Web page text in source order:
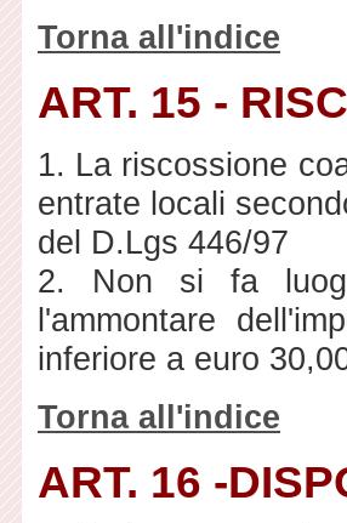
Torna all'indice
ART. 15 -
1. La riscossione
entrate locali
del D.Lgs 446/97
2. Non si fa
l'ammontare
inferiore a euro
Torna all'indice
ART. 16 -